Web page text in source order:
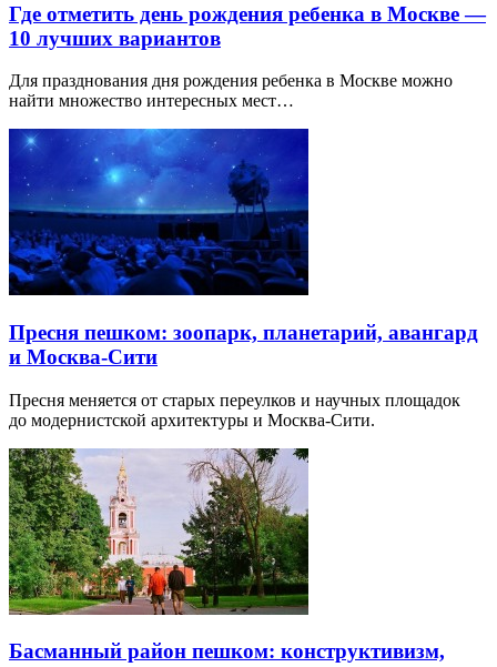
Где отметить день рождения ребенка в Москве —
10 лучших вариантов
Для празднования дня рождения ребенка в Москве можно
найти множество интересных мест…
Пресня пешком: зоопарк, планетарий, авангард
и Москва-Сити
Пресня меняется от старых переулков и научных площадок
до модернистской архитектуры и Москва-Сити.
Басманный район пешком: конструктивизм,